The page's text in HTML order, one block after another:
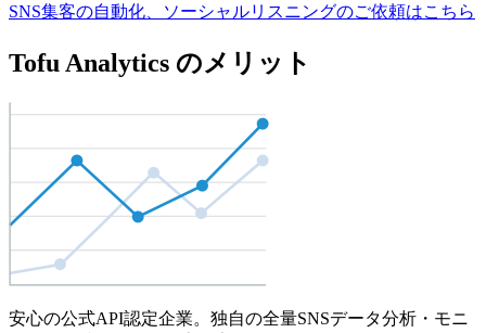
SNS集客の自動化、ソーシャルリスニングのご依頼はこちら
Tofu Analytics のメリット
安心の公式API認定企業。独自の全量SNSデータ分析・モニ